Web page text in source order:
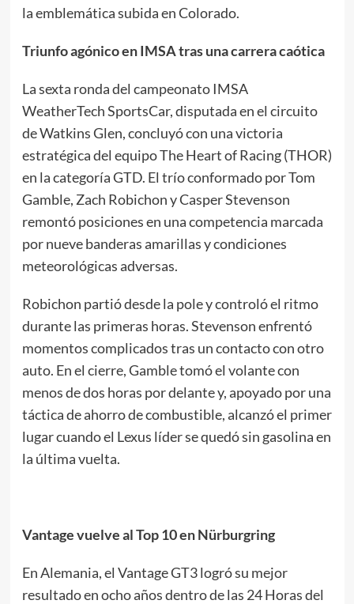
la emblemática subida en Colorado.
Triunfo agónico en IMSA tras una carrera caótica
La sexta ronda del campeonato IMSA
WeatherTech SportsCar, disputada en el circuito
de Watkins Glen, concluyó con una victoria
estratégica del equipo The Heart of Racing (THOR)
en la categoría GTD. El trío conformado por Tom
Gamble, Zach Robichon y Casper Stevenson
remontó posiciones en una competencia marcada
por nueve banderas amarillas y condiciones
meteorológicas adversas.
Robichon partió desde la pole y controló el ritmo
durante las primeras horas. Stevenson enfrentó
momentos complicados tras un contacto con otro
auto. En el cierre, Gamble tomó el volante con
menos de dos horas por delante y, apoyado por una
táctica de ahorro de combustible, alcanzó el primer
lugar cuando el Lexus líder se quedó sin gasolina en
la última vuelta.
Vantage vuelve al Top 10 en Nürburgring
En Alemania, el Vantage GT3 logró su mejor
resultado en ocho años dentro de las 24 Horas del